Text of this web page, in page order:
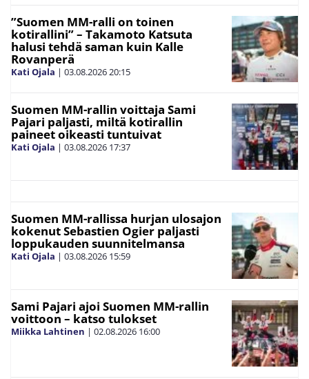
”Suomen MM-ralli on toinen
kotirallini” – Takamoto Katsuta
halusi tehdä saman kuin Kalle
Rovanperä
Kati Ojala | 03.08.202620:15
Suomen MM-rallin voittaja Sami
Pajari paljasti, miltä kotirallin
paineet oikeasti tuntuivat
Kati Ojala | 03.08.2026 17:37
Suomen MM-rallissa hurjan ulosajon
kokenut Sebastien Ogier paljasti
loppukauden suunnitelmansa
Kati Ojala | 03.08.2026 15:59
Sami Pajari ajoi Suomen MM-rallin
voittoon – katso tulokset
Miikka Lahtinen | 02.08.2026 16:00